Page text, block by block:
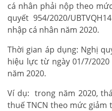
cá nhân phải nộp theo
quyết 954/2020/
nhập cá nhân năm 2020.
Thời gian áp dụng: Nghị
hiệu lực từ ngày 01/7/
năm 2020.
Ví dụ: trong năm 2020,
thuế TNCN theo mức